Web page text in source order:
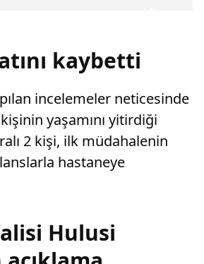
kaybetti
incelemeler neticesinde
yaşamını yitirdiği
2 kişi, ilk müdahalenin
hastaneye
Hulusi